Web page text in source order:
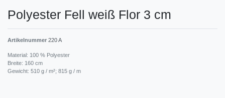
Polyester Fell weiß Flor 3 cm
Artikelnummer 220 A
Material: 100 % Polyester
Breite: 160 cm
Gewicht: 510 g / m²; 815 g / m